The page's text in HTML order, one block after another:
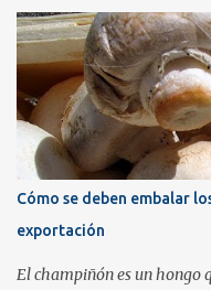
añaden etiquetas que
Este tipo de embalaje es
calidad del producto que
consiste en utilizar una
como envase y añadir una
cierre de seguridad. Estos
coste alrededor de los 15
aplicar una banda impresa
cifras calculadas a modo
utilizar una bandeja de
Cómo se deben embalar
exportación
El champiñón es un hongo